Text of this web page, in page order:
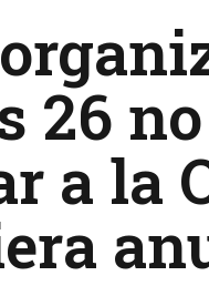
26
a la